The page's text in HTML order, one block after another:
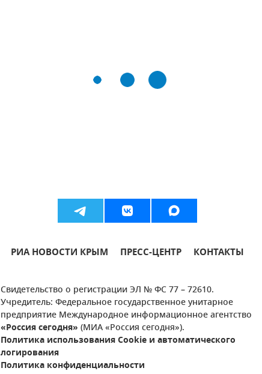
РИА НОВОСТИ КРЫМ ПРЕСС-ЦЕНТР КОНТАКТЫ
Свидетельство о регистрации ЭЛ № ФС 77 – 72610.
Учредитель: Федеральное государственное унитарное
предприятие Международное информационное агентство
«Россия сегодня» (МИА «Россия сегодня»).
Политика использования Cookie и автоматического
логирования
Политика конфиденциальности